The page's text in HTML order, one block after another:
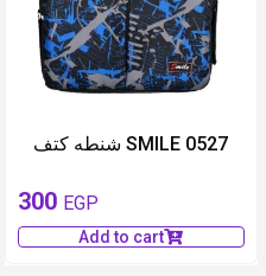
شنطه كتف SMILE 0527
300 EGP
Add to cart